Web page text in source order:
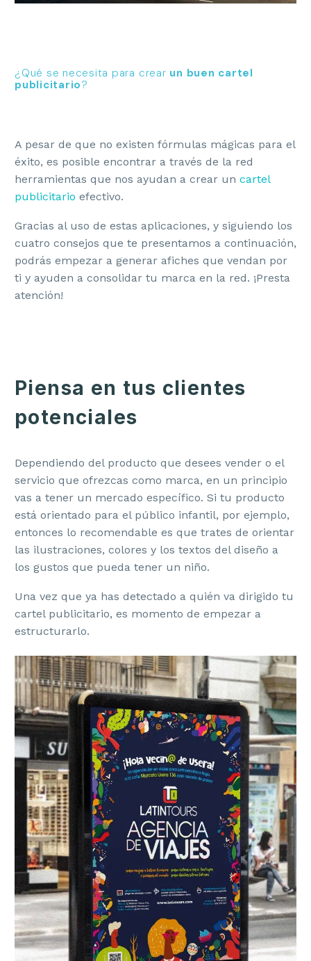
¿Qué se necesita para crear un buen cartel
publicitario?
A pesar de que no existen fórmulas mágicas para el
éxito, es posible encontrar a través de la red
herramientas que nos ayudan a crear un cartel
publicitario efectivo.
Gracias al uso de estas aplicaciones, y siguiendo los
cuatro consejos que te presentamos a continuación,
podrás empezar a generar afiches que vendan por
ti y ayuden a consolidar tu marca en la red. ¡Presta
atención!
Piensa en tus clientes
potenciales
Dependiendo del producto que desees vender o el
servicio que ofrezcas como marca, en un principio
vas a tener un mercado específico. Si tu producto
está orientado para el público infantil, por ejemplo,
entonces lo recomendable es que trates de orientar
las ilustraciones, colores y los textos del diseño a
los gustos que pueda tener un niño.
Una vez que ya has detectado a quién va dirigido tu
cartel publicitario, es momento de empezar a
estructurarlo.